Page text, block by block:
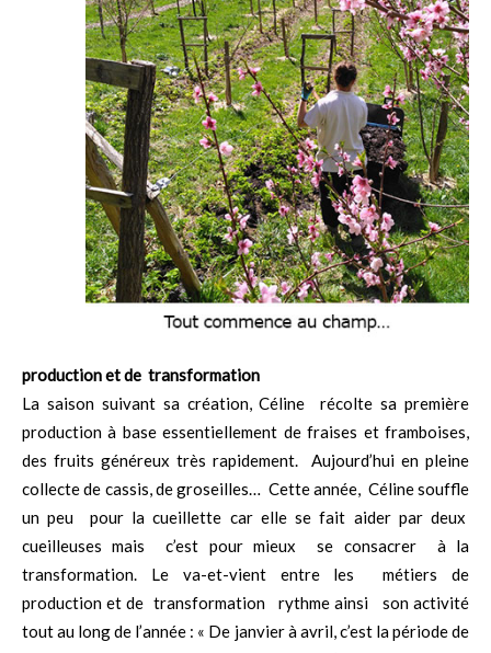
production et de transformation
La saison suivant sa création, Céline récolte sa première
production à base essentiellement de fraises et framboises,
des fruits généreux très rapidement. Aujourd’hui en pleine
collecte de cassis, de groseilles… Cette année, Céline souffle
un peu pour la cueillette car elle se fait aider par deux
cueilleuses mais c’est pour mieux se consacrer à la
transformation. Le va-et-vient entre les métiers de
production et de transformation rythme ainsi son activité
tout au long de l’année : « De janvier à avril, c’est la période de